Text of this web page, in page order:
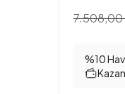
7.508,00
%10